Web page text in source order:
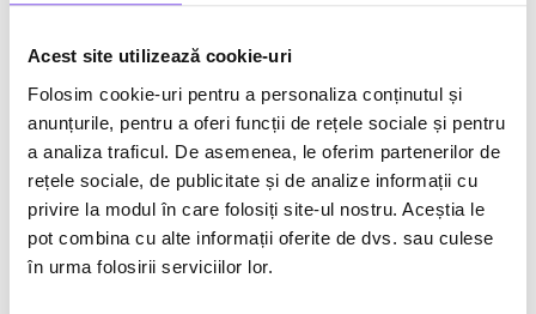
Acest site utilizează cookie-uri
Folosim cookie-uri pentru a personaliza conținutul și
anunțurile, pentru a oferi funcții de rețele sociale și pentru
a analiza traficul. De asemenea, le oferim partenerilor de
rețele sociale, de publicitate și de analize informații cu
privire la modul în care folosiți site-ul nostru. Aceștia le
pot combina cu alte informații oferite de dvs. sau culese
în urma folosirii serviciilor lor.
11.Facebook a început să dezvolte un
mod întunecatpentru aplicația sa de
Android;
12.Oricine poate crea acum filtre pentru
Instagram Stories.